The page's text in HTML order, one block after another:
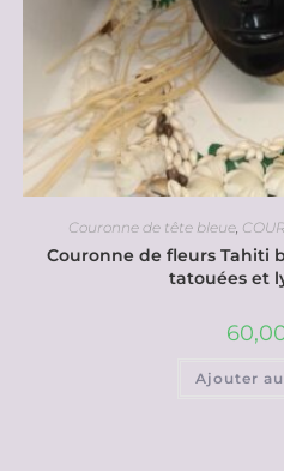
Couronne de tête bleue,
Couronne de fleurs Tahiti
tatouées et
Ajouter